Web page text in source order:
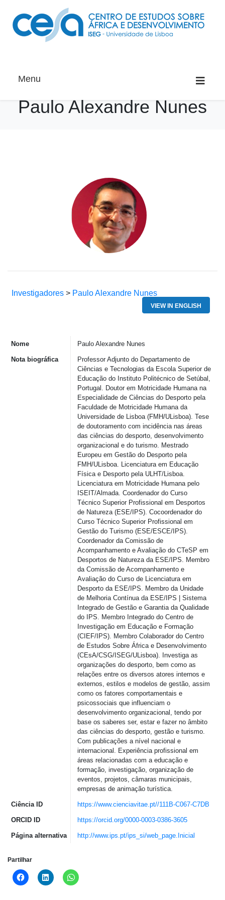
Menu
Paulo Alexandre Nunes
Investigadores > Paulo Alexandre Nunes
VIEW IN ENGLISH
Nome Paulo Alexandre Nunes
Nota biográfica Professor Adjunto do Departamento de
Ciências e Tecnologias da Escola Superior de
Educação do Instituto Politécnico de Setúbal,
Portugal. Doutor em Motricidade Humana na
Especialidade de Ciências do Desporto pela
Faculdade de Motricidade Humana da
Universidade de Lisboa (FMH/ULisboa). Tese
de doutoramento com incidência nas áreas
das ciências do desporto, desenvolvimento
organizacional e do turismo. Mestrado
Europeu em Gestão do Desporto pela
FMH/ULisboa. Licenciatura em Educação
Físicae Desporto pela ULHT/Lisboa.
Licenciatura em Motricidade Humana pelo
ISEIT/Almada. Coordenador do Curso
Técnico Superior Profissional em Desportos
de Natureza(ESE/IPS). Cocoordenador do
Curso Técnico Superior Profissional em
Gestão do Turismo (ESE/ESCE/IPS).
Coordenador da Comissão de
Acompanhamento e Avaliação do CTeSP em
Desportos de Naturezada ESE/IPS. Membro
da Comissão de Acompanhamento e
Avaliação do Curso de Licenciatura em
Desporto da ESE/IPS. Membro da Unidade
de Melhoria Contínuada ESE/IPS | Sistema
Integrado de Gestão e Garantia da Qualidade
do IPS. Membro Integrado do Centro de
Investigação em Educação e Formação
(CIEF/IPS). Membro Colaborador do Centro
de Estudos Sobre África e Desenvolvimento
(CEsA/CSG/ISEG/ULisboa). Investigaas
organizações do desporto, bem como as
relações entre os diversos atores internos e
externos, estilos e modelos de gestão, assim
como os fatores comportamentais e
psicossociais que influenciam o
desenvolvimento organizacional , tendo por
base os saberes ser, estar e fazer no âmbito
das ciências do desporto, gestão e turismo.
Com publicações a nível nacional e
internacional . Experiência profissional em
áreas relacionadas com a educação e
formação, investigação, organização de
eventos, projetos, câmaras municipais,
empresas de animação turística.
Ciência ID https://www.cienciavitae.pt//111B-C067-C7DB
ORCID ID https://orcid.org/0000-0003-0386-3605
Página alternativa http://www.ips.pt/ips_si/web_page.Inicial
Partilhar
Click
to
Click
to
Click
to